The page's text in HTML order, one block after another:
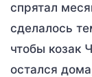
спрятал
сделалось
чтобы козак
остался